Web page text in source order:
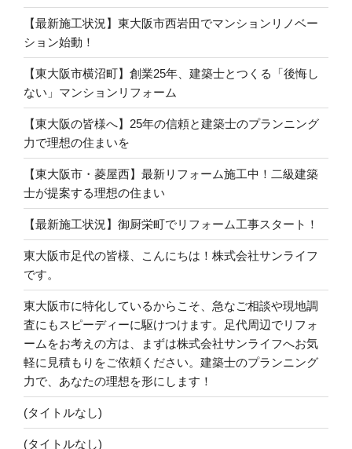
【最新施工状況】東大阪市西岩田でマンションリノベー
ション始動！
【東大阪市横沼町】創業25年、建築士とつくる「後悔し
ない」マンションリフォーム
【東大阪の皆様へ】25年の信頼と建築士のプランニング
力で理想の住まいを
【東大阪市・菱屋西】最新リフォーム施工中！二級建築
士が提案する理想の住まい
【最新施工状況】御厨栄町でリフォーム工事スタート！
東大阪市足代の皆様、こんにちは！株式会社サンライフ
です。
東大阪市に特化しているからこそ、急なご相談や現地調
査にもスピーディーに駆けつけます。足代周辺でリフォ
ームをお考えの方は、まずは株式会社サンライフへお気
軽に見積もりをご依頼ください。建築士のプランニング
力で、あなたの理想を形にします！
(タイトルなし)
(タイトルなし)